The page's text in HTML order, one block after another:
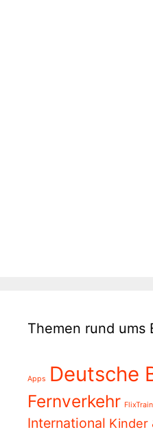
Themen rund ums
Apps Deutsche
Fernverkehr FlixTrain
International Kinder